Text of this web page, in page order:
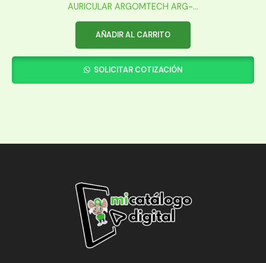
AURICULAR ARGOMTECH ARG-...
AÑADIR AL CARRITO
SOLICITAR COTIZACIÓN